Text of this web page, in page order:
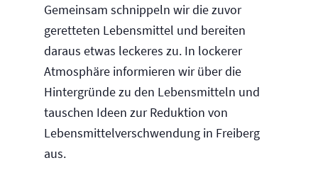
Gemeinsam schnippeln wir die zuvor
geretteten Lebensmittel und bereiten
daraus etwas leckeres zu. In lockerer
Atmosphäre informieren wir über die
Hintergründe zu den Lebensmitteln und
tauschen Ideen zur Reduktion von
Lebensmittelverschwendung in Freiberg
aus.